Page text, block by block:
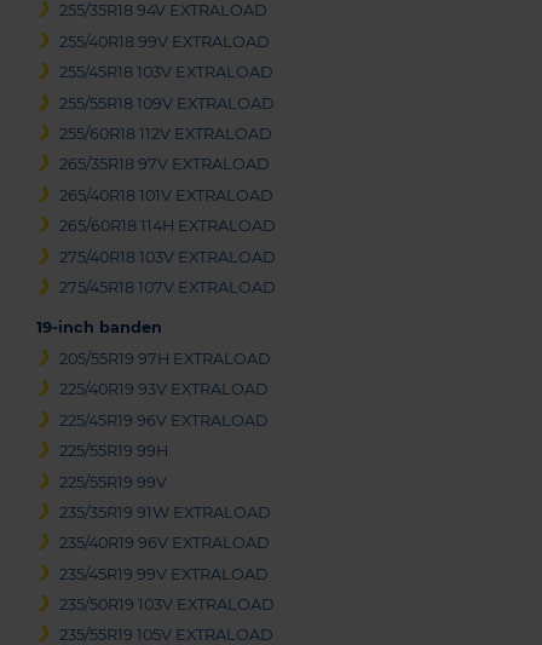
255/35R18 94V EXTRALOAD
255/40R18 99V EXTRALOAD
255/45R18 103V EXTRALOAD
255/55R18 109V EXTRALOAD
255/60R18 112V EXTRALOAD
265/35R18 97V EXTRALOAD
265/40R18 101V EXTRALOAD
265/60R18 114H EXTRALOAD
275/40R18 103V EXTRALOAD
275/45R18 107V EXTRALOAD
19-inch banden
205/55R19 97H EXTRALOAD
225/40R19 93V EXTRALOAD
225/45R19 96V EXTRALOAD
225/55R19 99H
225/55R19 99V
235/35R19 91W EXTRALOAD
235/40R19 96V EXTRALOAD
235/45R19 99V EXTRALOAD
235/50R19 103V EXTRALOAD
235/55R19 105V EXTRALOAD